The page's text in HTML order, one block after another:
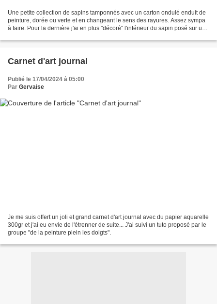
Une petite collection de sapins tamponnés avec un carton ondulé enduit de
peinture, dorée ou verte et en changeant le sens des rayures. Assez sympa
à faire. Pour la dernière j'ai en plus "décoré" l'intérieur du sapin posé sur un
Carnet d'art journal
Publié le 17/04/2024 à 05:00
Par Gervaise
Je me suis offert un joli et grand carnet d'art journal avec du papier aquarelle
300gr et j'ai eu envie de l'étrenner de suite... J'ai suivi un tuto proposé par le
groupe "de la peinture plein les doigts".